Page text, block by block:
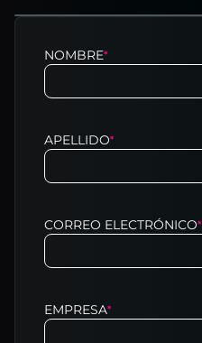
NOMBRE*
APELLIDO*
CORREO ELECTRÓNICO*
EMPRESA*